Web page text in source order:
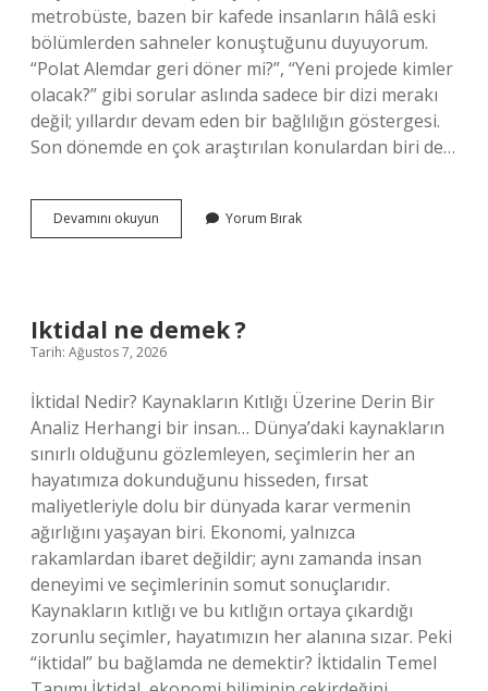
metrobüste, bazen bir kafede insanların hâlâ eski
bölümlerden sahneler konuştuğunu duyuyorum.
“Polat Alemdar geri döner mi?”, “Yeni projede kimler
olacak?” gibi sorular aslında sadece bir dizi merakı
değil; yıllardır devam eden bir bağlılığın göstergesi.
Son dönemde en çok araştırılan konulardan biri de…
Devamını okuyun
Vadisi
?
Yorum Bırak
Iktidal ne demek ?
Tarih: Ağustos 7, 2026
İktidal Nedir? Kaynakların Kıtlığı Üzerine Derin Bir
Analiz Herhangi bir insan… Dünya’daki kaynakların
sınırlı olduğunu gözlemleyen, seçimlerin her an
hayatımıza dokunduğunu hisseden, fırsat
maliyetleriyle dolu bir dünyada karar vermenin
ağırlığını yaşayan biri. Ekonomi, yalnızca
rakamlardan ibaret değildir; aynı zamanda insan
deneyimi ve seçimlerinin somut sonuçlarıdır.
Kaynakların kıtlığı ve bu kıtlığın ortaya çıkardığı
zorunlu seçimler, hayatımızın her alanına sızar. Peki
“iktidal” bu bağlamda ne demektir? İktidalin Temel